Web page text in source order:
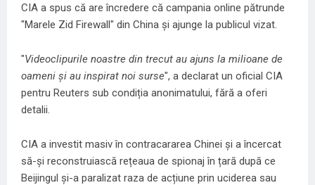
CIA a spus că are încredere că campania online pătrunde
"Marele Zid Firewall" din China și ajunge la publicul vizat.
"Videoclipurile noastre din trecut au ajuns la milioane de
oameni și au inspirat noi surse", a declarat un oficial CIA
pentru Reuters sub condiția anonimatului, fără a oferi
detalii.
CIA a investit masiv în contracararea Chinei și a încercat
să-și reconstruiască rețeaua de spionaj în țară după ce
Beijingul și-a paralizat raza de acțiune prin uciderea sau